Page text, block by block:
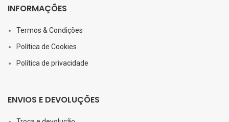
INFORMAÇÕES
Termos & Condições
Política de Cookies
Política de privacidade
ENVIOS E DEVOLUÇÕES